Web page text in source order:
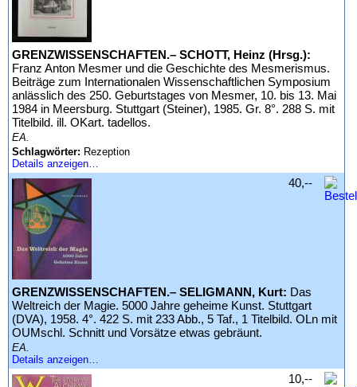
GRENZWISSENSCHAFTEN.– SCHOTT, Heinz (Hrsg.):
Franz Anton Mesmer und die Geschichte des Mesmerismus.
Beiträge zum Internationalen Wissenschaftlichen Symposium
anlässlich des 250. Geburtstages von Mesmer, 10. bis 13. Mai
1984 in Meersburg. Stuttgart (Steiner), 1985. Gr. 8°. 288 S. mit
Titelbild. ill. OKart. tadellos.
EA.
Schlagwörter: Rezeption
Details anzeigen…
GRENZWISSENSCHAFTEN.– SELIGMANN, Kurt: Das
Weltreich der Magie. 5000 Jahre geheime Kunst. Stuttgart
(DVA), 1958. 4°. 422 S. mit 233 Abb., 5 Taf., 1 Titelbild. OLn mit
OUMschl. Schnitt und Vorsätze etwas gebräunt.
EA.
Details anzeigen…
40,--
10,--